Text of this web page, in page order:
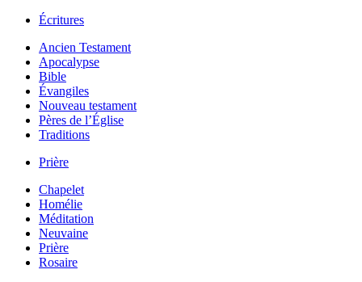
Écritures
Ancien Testament
Apocalypse
Bible
Évangiles
Nouveau testament
Pères de l’Église
Traditions
Prière
Chapelet
Homélie
Méditation
Neuvaine
Prière
Rosaire